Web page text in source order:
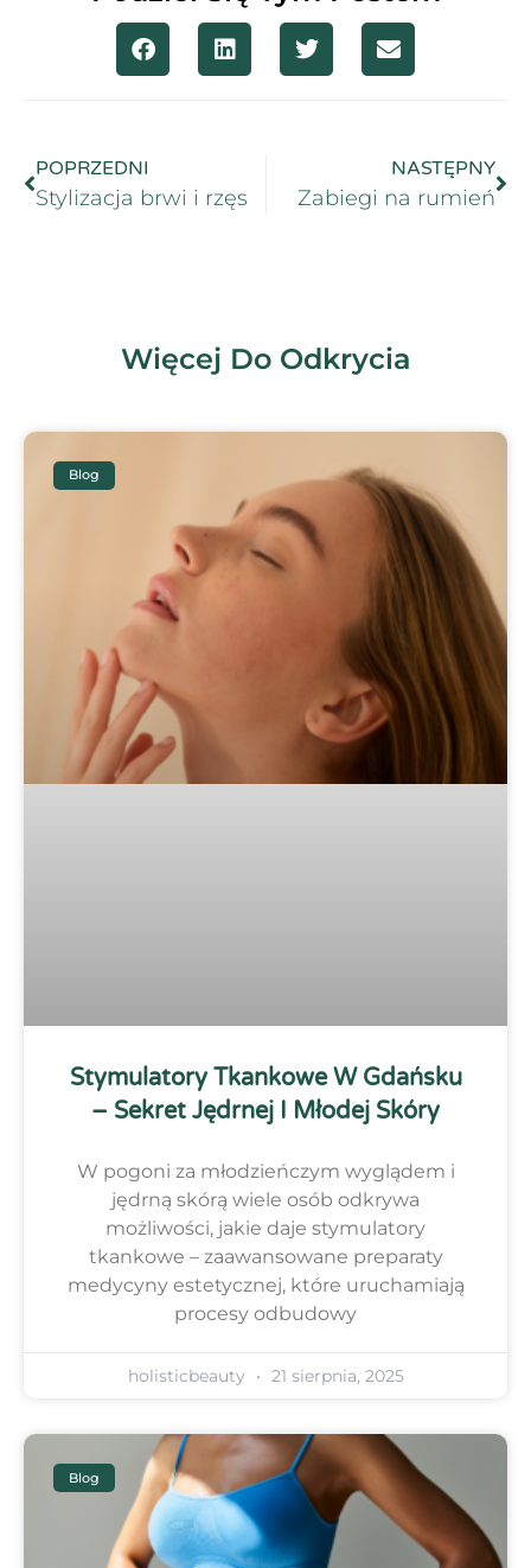
POPRZEDNI
Stylizacja brwi i rzęs
NASTĘPNY
Zabiegi na rumień
Więcej Do Odkrycia
Blog
Stymulatory Tkankowe W Gdańsku
– Sekret Jędrnej I Młodej Skóry
W pogoni za młodzieńczym wyglądem i
jędrną skórą wiele osób odkrywa
możliwości, jakie daje stymulatory
tkankowe – zaawansowane preparaty
medycyny estetycznej, które uruchamiają
procesy odbudowy
holisticbeauty 21 sierpnia, 2025
Blog